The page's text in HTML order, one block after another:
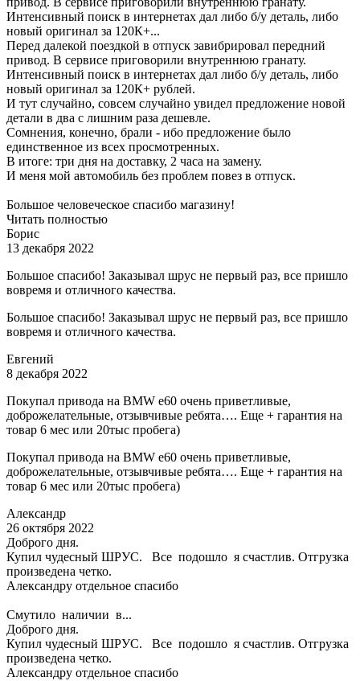
Интенсивный поиск в интернетах дал либо б/у деталь, либо
новый оригинал за 120К+...
Перед далекой поездкой в отпуск завибрировал передний
привод. В сервисе приговорили внутреннюю гранату.
Интенсивный поиск в интернетах дал либо б/у деталь, либо
новый оригинал за 120К+ рублей.
И тут случайно, совсем случайно увидел предложение новой
детали в два с лишним раза дешевле.
Сомнения, конечно, брали - ибо предложение было
единственное из всех просмотренных.
В итоге: три дня на доставку, 2 часа на замену.
И меня мой автомобиль без проблем повез в отпуск.
Большое человеческое спасибо магазину!
Читать полностью
Борис
13 декабря 2022
Большое спасибо! Заказывал шрус не первый раз, все пришло
вовремя и отличного качества.
Большое спасибо! Заказывал шрус не первый раз, все пришло
вовремя и отличного качества.
Евгений
8 декабря 2022
Покупал привода на BMW e60 очень приветливые,
доброжелательные, отзывчивые ребята…. Еще + гарантия на
товар 6 мес или 20тыс пробега)
Покупал привода на BMW e60 очень приветливые,
доброжелательные, отзывчивые ребята…. Еще + гарантия на
товар 6 мес или 20тыс пробега)
Александр
26 октября 2022
Доброго дня.
Купил чудесный ШРУС. Все подошло я счастлив. Отгрузка
произведена четко.
Александру отдельное спасибо
Смутило наличии в...
Доброго дня.
Купил чудесный ШРУС. Все подошло я счастлив. Отгрузка
произведена четко.
Александру отдельное спасибо